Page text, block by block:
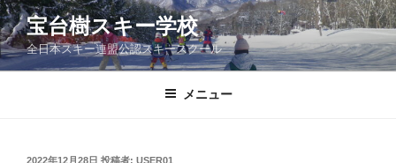
コ
ン
テ
ン
宝台樹スキー学校
全日本スキー連盟公認スキースクール
メニュー
投
2022年12月28日 投稿者: USER01